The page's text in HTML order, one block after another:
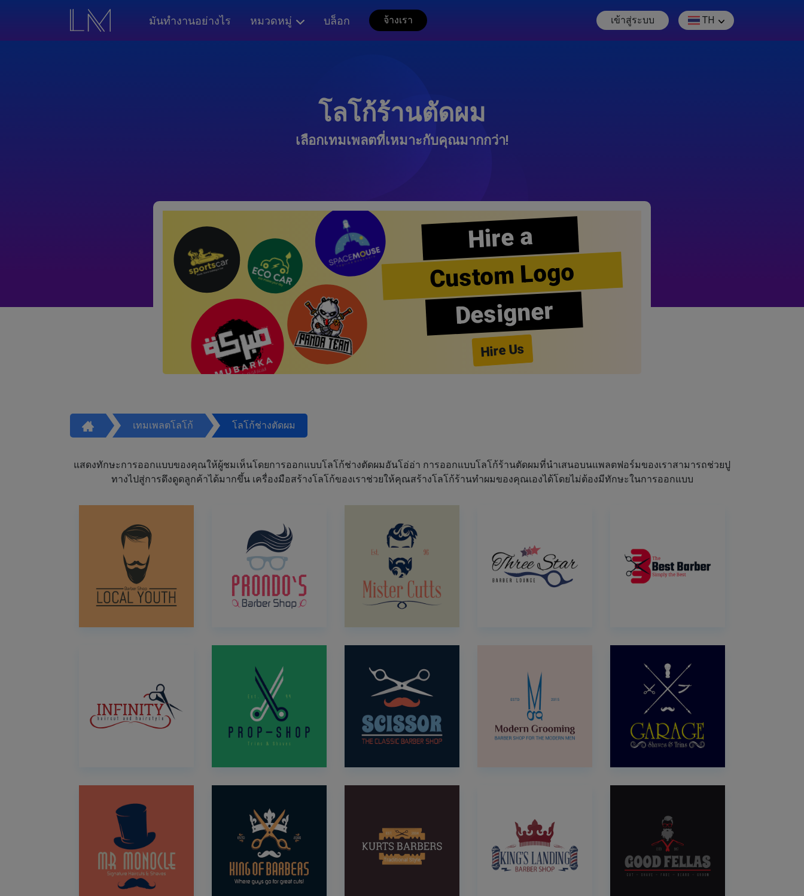
มันทำงานอย่างไร หมวดหมู่ บล็อก จ้างเรา เข้าสู่ระบบ TH
โลโก้ร้านตัดผม
เลือกเทมเพลตที่เหมาะกับคุณมากกว่า!
Hire a
Custom Logo
Designer
Hire Us
เทมเพลตโลโก้ โลโก้ช่างตัดผม
แสดงทักษะการออกแบบของคุณให้ผู้ชมเห็นโดยการออกแบบโลโก้ช่างตัดผมอันโอ่อ่า การออกแบบโลโก้ร้านตัดผมที่นำเสนอบนแพลตฟอร์มของเราสามารถช่วยปู
ทางไปสู่การดึงดูดลูกค้าได้มากขึ้น เครื่องมือสร้างโลโก้ของเราช่วยให้คุณสร้างโลโก้ร้านทำผมของคุณเองได้โดยไม่ต้องมีทักษะในการออกแบบ